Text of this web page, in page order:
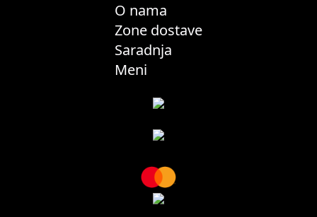
O nama
Zone dostave
Saradnja
Meni